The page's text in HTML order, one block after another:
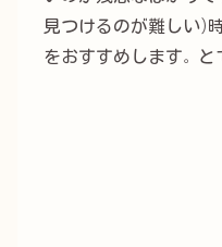
見つけるのが難しい)
をおすすめします。と